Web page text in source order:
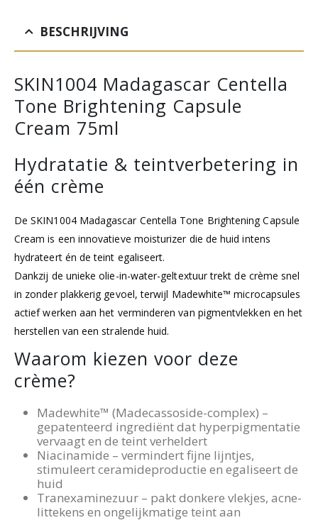
BESCHRIJVING
SKIN1004 Madagascar Centella
Tone Brightening Capsule
Cream 75ml
Hydratatie & teintverbetering in
één crème
De SKIN1004 Madagascar Centella Tone Brightening Capsule
Cream is een innovatieve moisturizer die de huid intens
hydrateert én de teint egaliseert.
Dankzij de unieke olie-in-water-geltextuur trekt de crème snel
in zonder plakkerig gevoel, terwijl Madewhite™ microcapsules
actief werken aan het verminderen van pigmentvlekken en het
herstellen van een stralende huid.
Waarom kiezen voor deze
crème?
Madewhite™ (Madecassoside-complex) –
gepatenteerd ingrediënt dat hyperpigmentatie
vervaagt en de teint verheldert
Niacinamide – vermindert fijne lijntjes,
stimuleert ceramideproductie en egaliseert de
huid
Tranexaminezuur – pakt donkere vlekjes, acne-
littekens en ongelijkmatige teint aan